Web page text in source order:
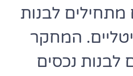
לבנות
המחקר
לבנות נכסים